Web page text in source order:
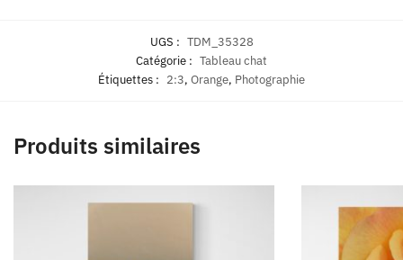
UGS : TDM_35328
Catégorie : Tableau chat
Étiquettes : 2:3, Orange, Photographie
Produits similaires